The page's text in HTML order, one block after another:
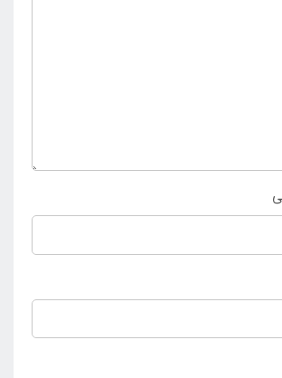
آسوده نسبت به داشتن آن اقدام نمود و از
ایرانمراجعه نمایید.